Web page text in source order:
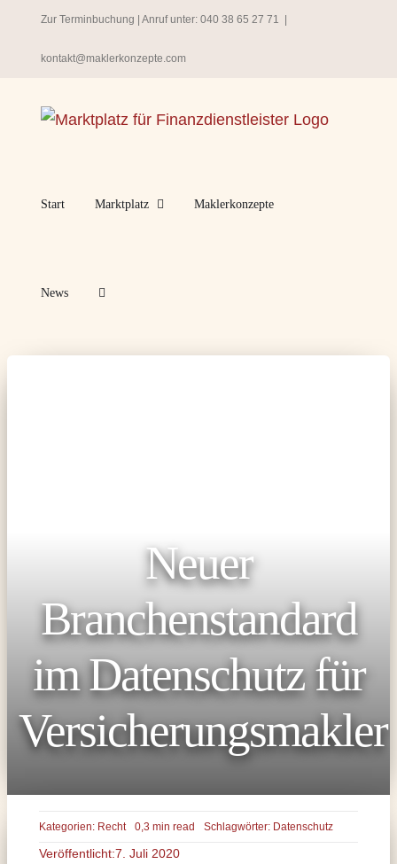
springen
Zur Terminbuchung | Anruf unter: 040 38 65 27 71
kontakt@maklerkonzepte.com
Start Marktplatz Maklerkonzepte
News
Neuer
Branchenstandard
im Datenschutz für
Versicherungsmakler
Kategorien: Recht 0,3 min read Schlagwörter: Datenschutz
Veröffentlicht:7. Juli 2020